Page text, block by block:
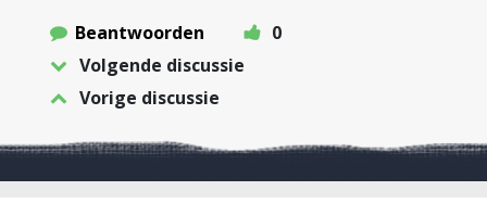
Beantwoorden
0
Volgende discussie
Vorige discussie